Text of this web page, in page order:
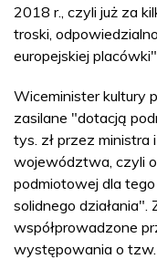
2018 r., czyli już za
troski,
europejskiej
Wiceminister kultury
zasilane "dotacją
tys. zł przez ministra
województwa, czyli
podmiotowej dla
solidnego działania".
współprowadzone
występowania o